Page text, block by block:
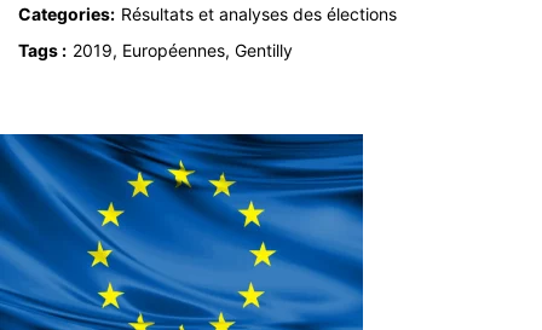
Categories: Résultats et analyses des élections
Tags : 2019, Européennes, Gentilly